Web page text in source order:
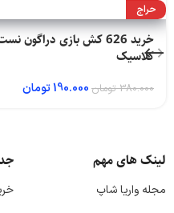
حراج
خرید 626 کش بازی دراگون
کلاسیک
380.000 تومان 190.000تومان
لینک های مهم
مجله واریا شاپ